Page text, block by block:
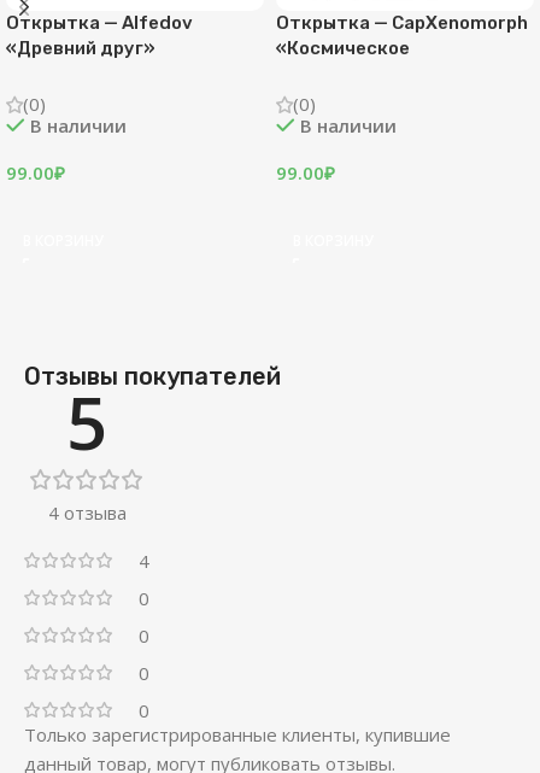
— CapXenomorph
наличии
₽
Открытка — DEB «Жабка»
В наличии
Отзывы покупателей
5
4 отзыва
4
0
0
0
0
Только зарегистрированные клиенты, купившие
данный товар, могут публиковать отзывы.